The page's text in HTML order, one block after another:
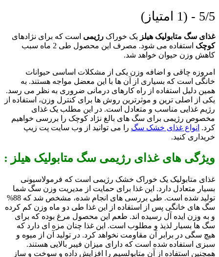
5/5 - (1 امتیاز)
غذای سگ متابولیک هیلز یک خوراک رژیمی است که برای نژادهای
کوچک
استفاده می شود. مصرف این محصول طی 2 ماه سبب
کاهش وزن حیوان خواهد شد.
امروزه چاقی و اضافه وزن یکی از مشکلات اساسی حیوانات
خانگی است که بسیاری از آن ها با این معضل مواجه هستند. به
همین دلیل استفاده از راه کارهای درمانی ضروری به نظر می رسد.
یکی از اصلی ترین و موثرترین روش ها برای کنترل وزن، استفاده از
رژیم غذایی مناسب و متعادل است. در این مطلب یک غذای
مخصوص رژیمی برای سگ های بالغ نژاد کوچک را بررسی خواهیم
کرد. انواع غذای خشک سگ را می توانید از وب سایت پت زیپ
خریداری کنید.
ویژگی های غذای رژیمی سگ متابولیک هیلز :
غذای متابولیک یک خوراک خشک رژیمی است که فرمولاسیونی
بسیار متعادل دارد. این غذا برای حمایت از مدیریت وزن سگ شما
تولید شده است. طی بررسی های انجام شده، مشخص شد که 88%
سگ های خانگی پس از استفاده از این غذا طی دو ماه وزن کم کرده
و به وزن ایده آل رسیده اند. طعم این محصول مرغ بوده که برای
سگ ها بسیار لذیذ و مطلوب است. این غذا چنان مزه ای دارد که
هیچ سگی در برابر آن مقاومت نخواهد کرد. در تولید آن از میوه و
سبزی استفاده شده است که دارای میزان فیبر بالایی هستند.
همچنین استفاده از آن متابولسیم را افزایش داده و سوخت و ساز